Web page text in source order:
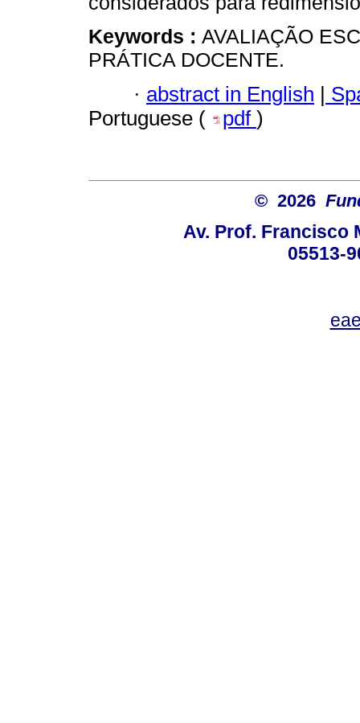
Keywords : AVALIAÇÃO
PRÁTICA DOCENTE.
· abstract in English |
Portuguese (
pdf )
© 2026
Av. Prof. Francisco
05513-